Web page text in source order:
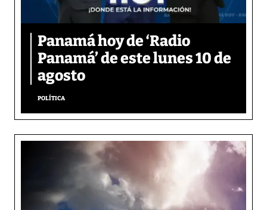
Panamá hoy de ‘Radio
Panamá’ de este lunes 10 de
agosto
POLÍTICA